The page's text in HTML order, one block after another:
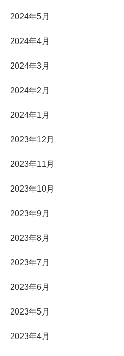
2024年5月
2024年4月
2024年3月
2024年2月
2024年1月
2023年12月
2023年11月
2023年10月
2023年9月
2023年8月
2023年7月
2023年6月
2023年5月
2023年4月